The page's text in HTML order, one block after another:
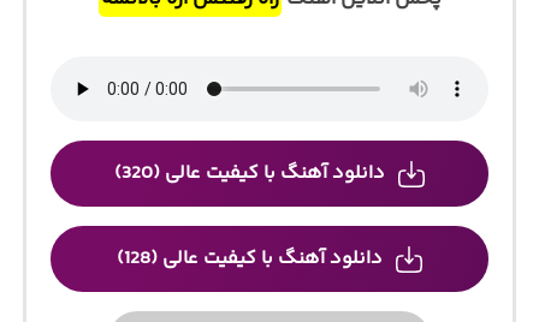
دانلود آهنگ با کیفیت عالی (320)
دانلود آهنگ با کیفیت عالی (128)